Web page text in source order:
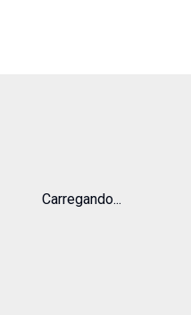
Carregando...